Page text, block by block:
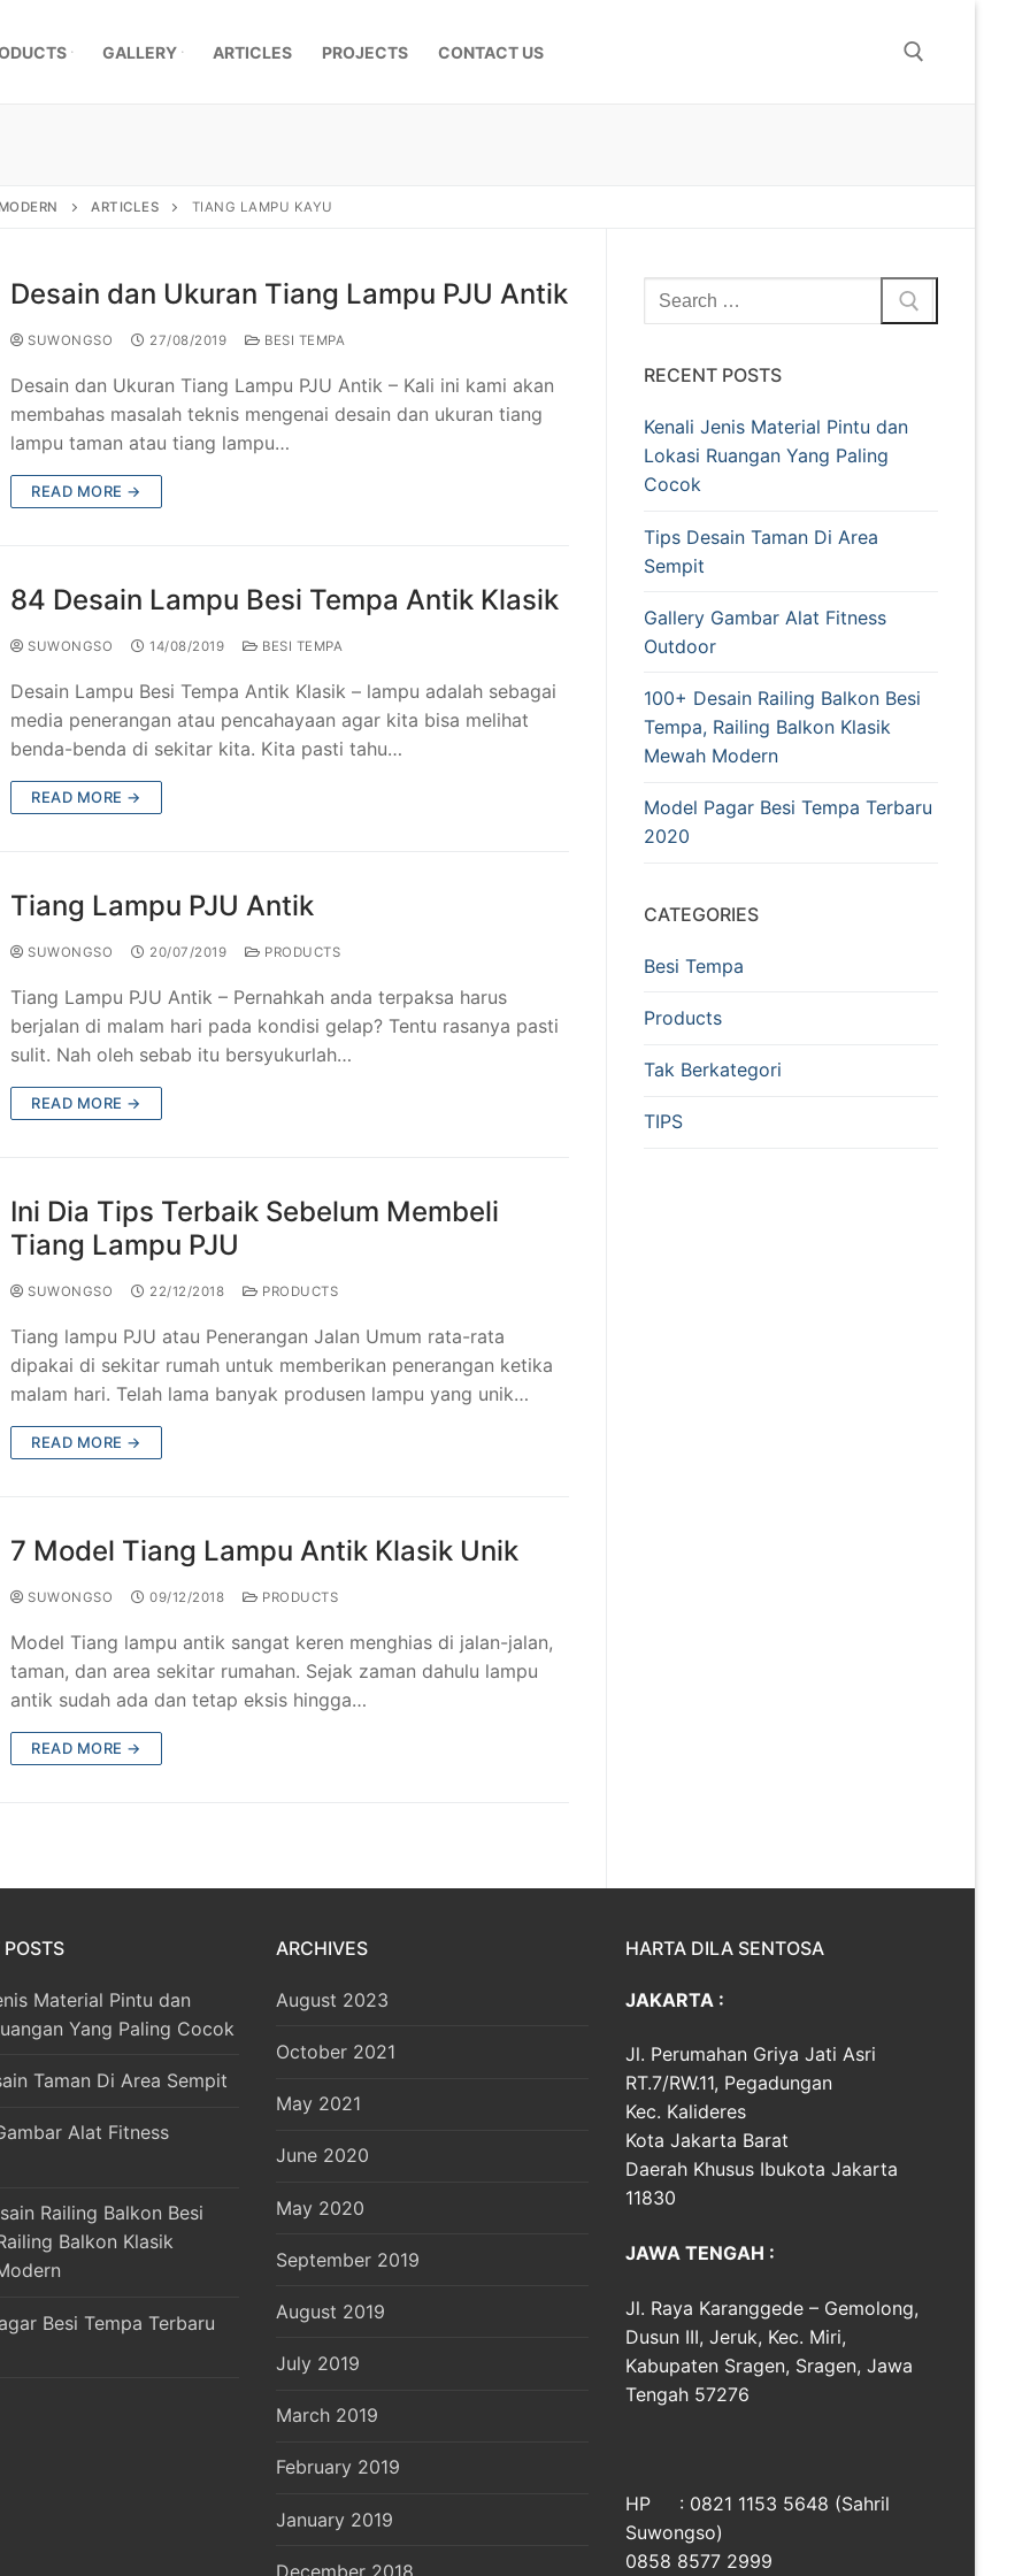
GALLERY ARTICLES PROJECTS CONTACT US
Klasik
Tempa
Tempa
Murah Jakarta
Klasik
Antik
Jakarta
Pagar Besi Tempa Mewah
Tangga Besi Tempa Klasik Mewah
Besi Tempa Antik Mewah
ARTICLES TIANG LAMPU KAYU
Desain dan Ukuran Tiang Lampu PJU Antik
SUWONGSO 27/08/2019 BESI TEMPA
Desain dan Ukuran Tiang Lampu PJU Antik – Kali ini kami akan
membahas masalah teknis mengenai desain dan ukuran tiang
lampu taman atau tiang lampu…
READ MORE →
84 Desain Lampu Besi Tempa Antik Klasik
SUWONGSO 14/08/2019 BESI TEMPA
Desain Lampu Besi Tempa Antik Klasik – lampu adalah sebagai
media penerangan atau pencahayaan agar kita bisa melihat
benda-benda di sekitar kita. Kita pasti tahu…
READ MORE →
Tiang Lampu PJU Antik
SUWONGSO 20/07/2019 PRODUCTS
Tiang Lampu PJU Antik – Pernahkah anda terpaksa harus
berjalan di malam hari pada kondisi gelap? Tentu rasanya pasti
sulit. Nah oleh sebab itu bersyukurlah…
READ MORE →
Ini Dia Tips Terbaik Sebelum Membeli
Tiang Lampu PJU
SUWONGSO 22/12/2018 PRODUCTS
Tiang lampu PJU atau Penerangan Jalan Umum rata-rata
dipakai di sekitar rumah untuk memberikan penerangan ketika
malam hari. Telah lama banyak produsen lampu yang unik…
READ MORE →
7 Model Tiang Lampu Antik Klasik Unik
SUWONGSO 09/12/2018 PRODUCTS
Model Tiang lampu antik sangat keren menghias di jalan-jalan,
taman, dan area sekitar rumahan. Sejak zaman dahulu lampu
antik sudah ada dan tetap eksis hingga…
READ MORE →
RECENT POSTS
Kenali Jenis Material Pintu dan
Lokasi Ruangan Yang Paling
Cocok
Tips Desain Taman Di Area
Sempit
Gallery Gambar Alat Fitness
Outdoor
100+ Desain Railing Balkon Besi
Tempa, Railing Balkon Klasik
Mewah Modern
Model Pagar Besi Tempa Terbaru
2020
CATEGORIES
Besi Tempa
Products
Tak Berkategori
TIPS
Material Pintu dan
Yang Paling Cocok
Taman Di Area Sempit
Alat Fitness
Railing Balkon Besi
Balkon Klasik
Besi Tempa Terbaru
ARCHIVES
August 2023
October 2021
May 2021
June 2020
May 2020
September 2019
August 2019
July 2019
March 2019
February 2019
January 2019
December 2018
HARTA DILA SENTOSA
JAKARTA :
Jl. Perumahan Griya Jati Asri
RT.7/RW.11, Pegadungan
Kec. Kalideres
Kota Jakarta Barat
Daerah Khusus Ibukota Jakarta
11830
JAWA TENGAH :
Jl. Raya Karanggede – Gemolong,
Dusun III, Jeruk, Kec. Miri,
Kabupaten Sragen, Sragen, Jawa
Tengah 57276
HP : 0821 1153 5648 (Sahril
Suwongso)
0858 8577 2999